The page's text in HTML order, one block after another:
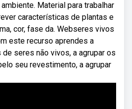
Material para trabalhar
características de plantas e
cor, fase da. Webseres vivos
este recurso aprendes a
seres não vivos, a agrupar os
seu revestimento, a agrupar